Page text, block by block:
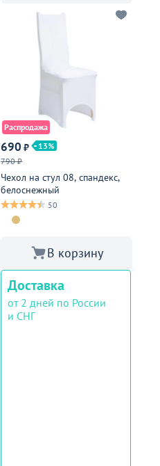
Распродажа
690 ₽
13
790 ₽
Чехол на стул 08, спандекс,
белоснежный
50
В корзину
Доставка
от 2 дней по России
и СНГ